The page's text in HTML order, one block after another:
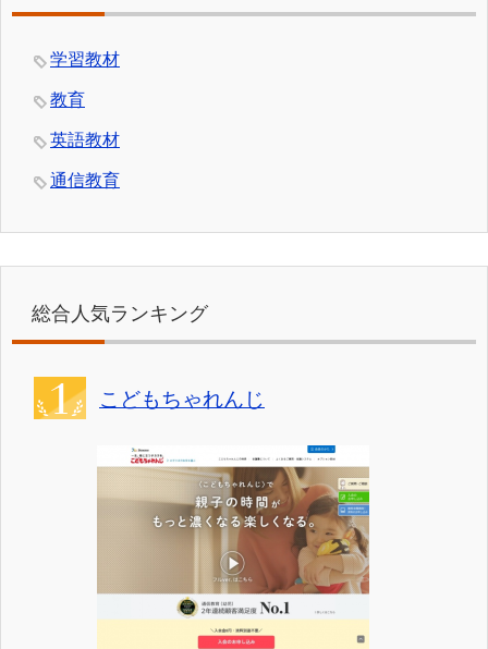
学習教材
教育
英語教材
通信教育
総合人気ランキング
こどもちゃれんじ